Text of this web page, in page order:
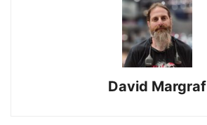
David Margraf